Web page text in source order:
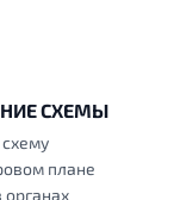
СХЕМЫ
плане